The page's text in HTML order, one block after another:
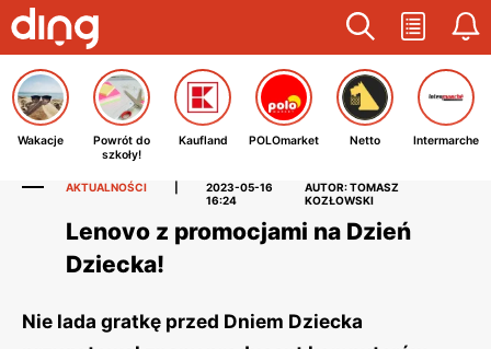
Wakacje
Powrót do
szkoły!
Kaufland POLOmarket Netto Intermarche
AKTUALNOŚCI
2023-05-16
16:24
AUTOR: TOMASZ
KOZŁOWSKI
Lenovo z promocjami na Dzień
Dziecka!
Nie lada gratkę przed Dniem Dziecka